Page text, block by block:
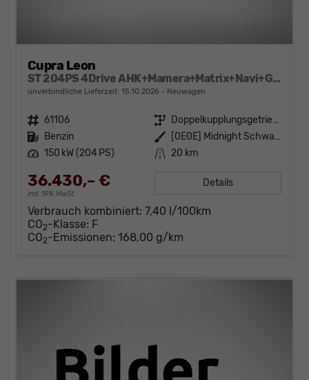
Cupra Leon
ST 204PS 4Drive AHK+Mamera+Matrix+Navi+GV4+Kessy+Parklenk+Alarm
unverbindliche Lieferzeit: 15.10.2026 Neuwagen
Fahrzeugnr. 61106 Getriebe
Doppelkupplungsgetriebe (DSG)
Kraftstoff Benzin Außenfarbe
[0E0E] Midnight Schwarz Metallic
Leistung 150 kW (204 PS) Kilometerstand 20 km
36.430,– €
incl. 19% MwSt.
Details
Verbrauch kombiniert: 7,40 l/100km
CO2-Klasse: F
CO2-Emissionen: 168,00 g/km